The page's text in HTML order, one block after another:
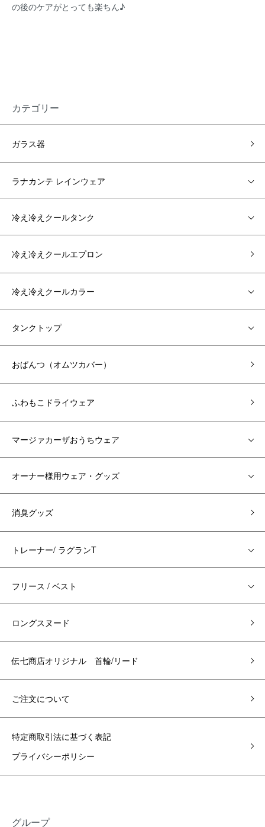
の後のケアがとっても楽ちん♪
カテゴリー
ガラス器
ラナカンテ レインウェア
冷え冷えクールタンク
冷え冷えクールエプロン
冷え冷えクールカラー
タンクトップ
おぱんつ（オムツカバー）
ふわもこドライウェア
マージァカーザおうちウェア
オーナー様用ウェア・グッズ
消臭グッズ
トレーナー/ ラグランT
フリース / ベスト
ロングスヌード
伝七商店オリジナル 首輪/リード
ご注文について
特定商取引法に基づく表記
プライバシーポリシー
グループ